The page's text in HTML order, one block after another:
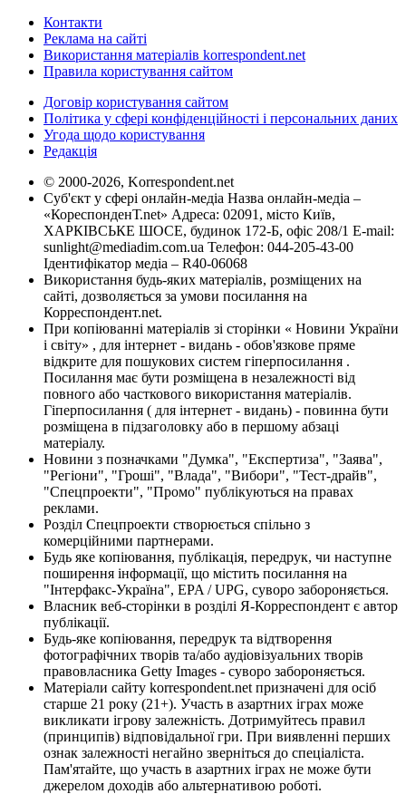
Контакти
Реклама на сайті
Використання матеріалів korrespondent.net
Правила користування сайтом
Договір користування сайтом
Політика у сфері конфіденційності і персональних даних
Угода щодо користування
Редакція
© 2000-2026, Korrespondent.net
Суб'єкт у сфері онлайн-медіа Назва онлайн-медіа –
«КореспонденТ.net» Адреса: 02091, місто Київ,
ХАРКІВСЬКЕ ШОСЕ, будинок 172-Б, офіс 208/1 E-mail:
sunlight@mediadim.com.ua Телефон: 044-205-43-00
Ідентифікатор медіа – R40-06068
Використання будь-яких матеріалів, розміщених на
сайті, дозволяється за умови посилання на
Корреспондент.net.
При копіюванні матеріалів зі сторінки « Новини України
і світу» , для інтернет - видань - обов'язкове пряме
відкрите для пошукових систем гіперпосилання .
Посилання має бути розміщена в незалежності від
повного або часткового використання матеріалів.
Гіперпосилання ( для інтернет - видань) - повинна бути
розміщена в підзаголовку або в першому абзаці
матеріалу.
Новини з позначками "Думка", "Експертиза", "Заява",
"Регіони", "Гроші", "Влада", "Вибори", "Тест-драйв",
"Спецпроекти", "Промо" публікуються на правах
реклами.
Розділ Спецпроекти створюється спільно з
комерційними партнерами.
Будь яке копіювання, публікація, передрук, чи наступне
поширення інформації, що містить посилання на
"Інтерфакс-Україна", EPA / UPG, суворо забороняється.
Власник веб-сторінки в розділі Я-Корреспондент є автор
публікації.
Будь-яке копіювання, передрук та відтворення
фотографічних творів та/або аудіовізуальних творів
правовласника Getty Images - суворо забороняється.
Матеріали сайту korrespondent.net призначені для осіб
старше 21 року (21+). Участь в азартних іграх може
викликати ігрову залежність. Дотримуйтесь правил
(принципів) відповідальної гри. При виявленні перших
ознак залежності негайно зверніться до спеціаліста.
Пам'ятайте, що участь в азартних іграх не може бути
джерелом доходів або альтернативою роботі.